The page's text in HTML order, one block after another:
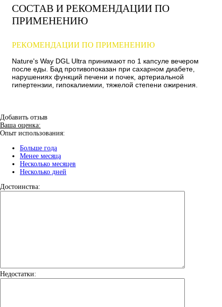
СОСТАВ И РЕКОМЕНДАЦИИ ПО
ПРИМЕНЕНИЮ
РЕКОМЕНДАЦИИ ПО ПРИМЕНЕНИЮ
Nature's Way DGL Ultra принимают по 1 капсуле вечером
после еды. Бад противопоказан при сахарном диабете,
нарушениях функций печени и почек, артериальной
гипертензии, гипокалиемии, тяжелой степени ожирения.
Добавить отзыв
Ваша оценка:
Опыт использования:
Больше года
Менее месяца
Несколько месяцев
Несколько дней
Достоинства:
Недостатки: